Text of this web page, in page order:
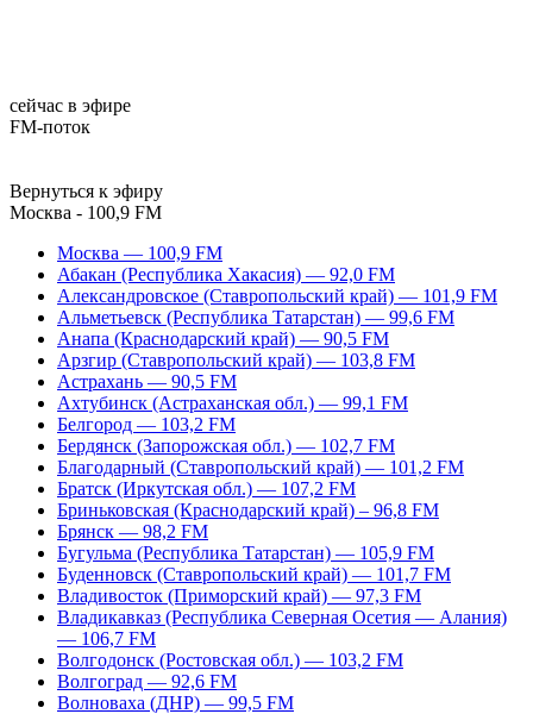
сейчас в эфире
FM-поток
Вернуться к эфиру
Москва - 100,9 FM
Москва — 100,9 FM
Абакан (Республика Хакасия) — 92,0 FM
Александровское (Ставропольский край) — 101,9 FM
Альметьевск (Республика Татарстан) — 99,6 FM
Анапа (Краснодарский край) — 90,5 FM
Арзгир (Ставропольский край) — 103,8 FM
Астрахань — 90,5 FM
Ахтубинск (Астраханская обл.) — 99,1 FM
Белгород — 103,2 FM
Бердянск (Запорожская обл.) — 102,7 FM
Благодарный (Ставропольский край) — 101,2 FM
Братск (Иркутская обл.) — 107,2 FM
Бриньковская (Краснодарский край) – 96,8 FM
Брянск — 98,2 FM
Бугульма (Республика Татарстан) — 105,9 FM
Буденновск (Ставропольский край) — 101,7 FM
Владивосток (Приморский край) — 97,3 FM
Владикавказ (Республика Северная Осетия — Алания)
— 106,7 FM
Волгодонск (Ростовская обл.) — 103,2 FM
Волгоград — 92,6 FM
Волноваха (ДНР) — 99,5 FM